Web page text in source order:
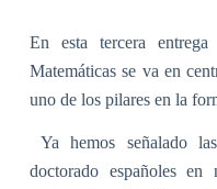
d
o
En esta tercera
Matemáticas se va en
uno de los pilares en la
Ya hemos señalado
doctorado españoles en